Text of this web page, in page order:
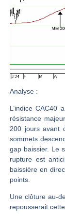
Analyse :
L’indice CAC40
résistance
200 jours avant
sommets
gap baissier. Le
rupture est
baissière en
points.
Une clôture au-
repousserait